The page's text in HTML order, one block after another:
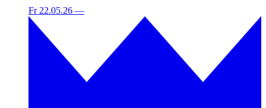
Fr 22.05.26 —